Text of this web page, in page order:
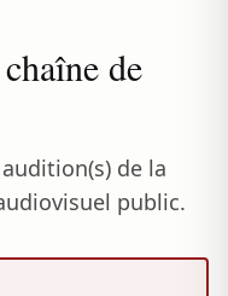
de
de la
public.